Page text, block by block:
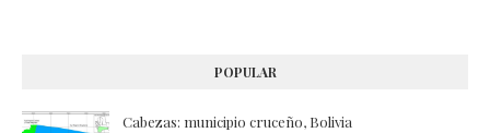
POPULAR
Cabezas: municipio cruceño, Bolivia